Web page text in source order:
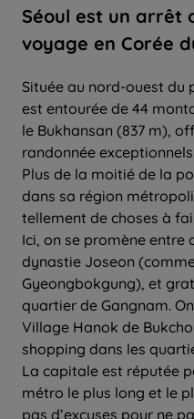
Séoul est un arrêt
voyage en Corée
Située au nord-ouest du
est entourée de 44
le Bukhansan (837 m),
randonnée
Plus de la moitié de la
dans sa région
tellement de choses à
Ici, on se promène entre
dynastie Joseon
Gyeongbokgung), et
quartier de Gangnam.
Village Hanok de
shopping dans les
La capitale est réputée
métro le plus long et le
pas d’excuses pour ne